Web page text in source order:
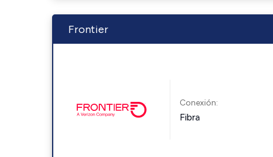
Frontier
Conexión:
Fibra